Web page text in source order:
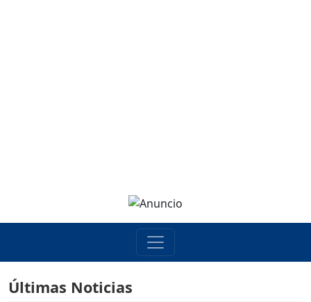
Últimas Noticias